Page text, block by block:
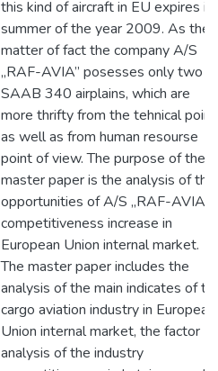
this kind of aircraft in EU expires in
summer of the year 2009. As the
matter of fact the company A/S
„RAF-AVIA” posesses only two
SAAB 340 airplains, which are
more thrifty from the tehnical point
as well as from human resourse
point of view. The purpose of the
master paper is the analysis of the
opportunities of A/S „RAF-AVIA”
competitiveness increase in
European Union internal market.
The master paper includes the
analysis of the main indicates of
cargo aviation industry in European
Union internal market, the factor
analysis of the industry